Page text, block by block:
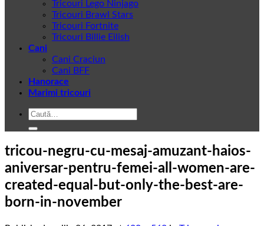
Tricouri Lego Ninjago
Tricouri Brawl Stars
Tricouri Fortnite
Tricouri Billie Eilish
Cani
Cani Craciun
Cani BFF
Hanorace
Marimi tricouri
Caută
tricou-negru-cu-mesaj-amuzant-haios-
aniversar-pentru-femei-all-women-are-
created-equal-but-only-the-best-are-
born-in-november